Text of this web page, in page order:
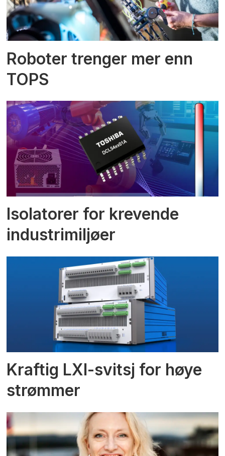
Roboter trenger mer enn
TOPS
Isolatorer for krevende
industrimiljøer
Kraftig LXI-svitsj for høye
strømmer